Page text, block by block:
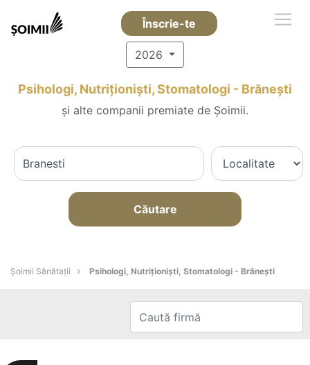
Înscrie-te
2026
Psihologi, Nutriționiști, Stomatologi - Brăneşti
și alte companii premiate de Șoimii.
Căutare
Şoimii Sănătații Psihologi, Nutriționiști, Stomatologi - Brăneşti